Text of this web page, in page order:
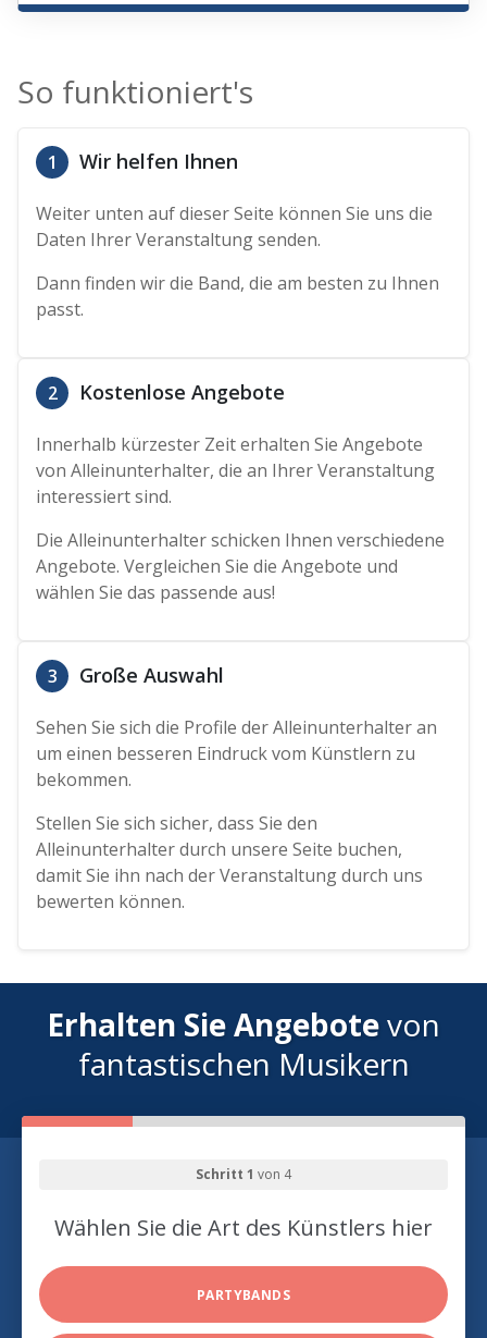
So funktioniert's
1 Wir helfen Ihnen
Weiter unten auf dieser Seite können Sie uns die
Daten Ihrer Veranstaltung senden.
Dann finden wir die Band, die am besten zu Ihnen
passt.
2 Kostenlose Angebote
Innerhalb kürzester Zeit erhalten Sie Angebote
von Alleinunterhalter, die an Ihrer Veranstaltung
interessiert sind.
Die Alleinunterhalter schicken Ihnen verschiedene
Angebote. Vergleichen Sie die Angebote und
wählen Sie das passende aus!
3 Große Auswahl
Sehen Sie sich die Profile der Alleinunterhalter an
um einen besseren Eindruck vom Künstlern zu
bekommen.
Stellen Sie sich sicher, dass Sie den
Alleinunterhalter durch unsere Seite buchen,
damit Sie ihn nach der Veranstaltung durch uns
bewerten können.
Erhalten Sie Angebotevon
fantastischen Musikern
Schritt 1 von 4
Wählen Sie die Art des Künstlers hier
PARTYBANDS